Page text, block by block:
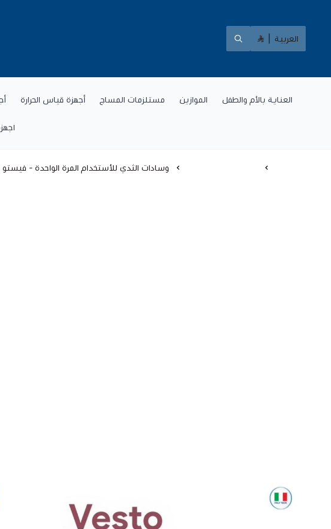
العربية
العناية بالأم والطفل الموازين مستلزمات المساج أجهزة قياس الحرارة
وسادات الثدي للأستخدام المرة الواحدة - فيستو